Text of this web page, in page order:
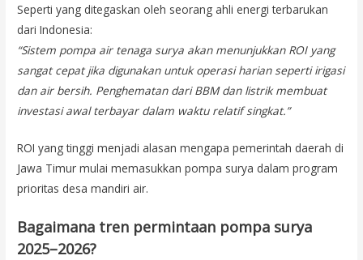
Seperti yang ditegaskan oleh seorang ahli energi terbarukan
dari Indonesia:
“Sistem pompa air tenaga surya akan menunjukkan ROI yang
sangat cepat jika digunakan untuk operasi harian seperti irigasi
dan air bersih. Penghematan dari BBM dan listrik membuat
investasi awal terbayar dalam waktu relatif singkat.”
ROI yang tinggi menjadi alasan mengapa pemerintah daerah di
Jawa Timur mulai memasukkan pompa surya dalam program
prioritas desa mandiri air.
Bagaimana tren permintaan pompa surya
2025–2026?